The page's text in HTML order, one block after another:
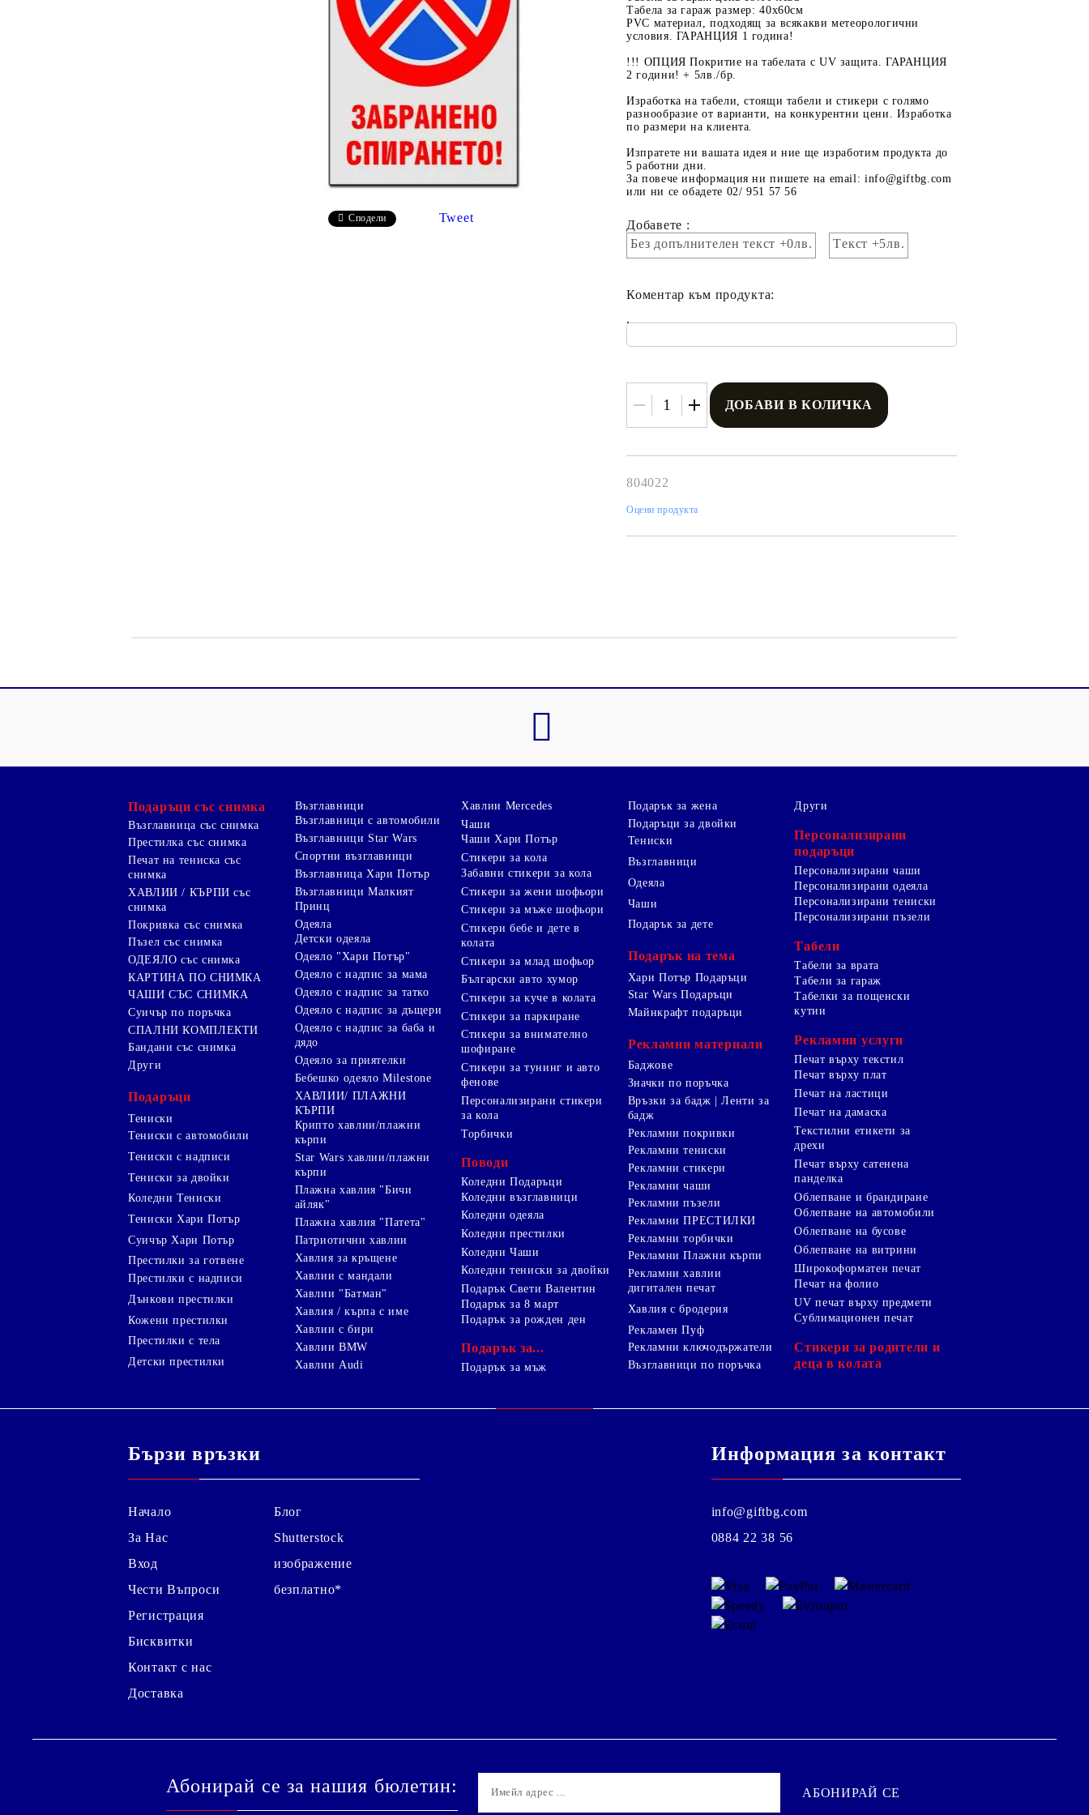
Сподели Tweet
Табела за гараж размер: 40х60см
PVC материал, подходящ за всякакви метеорологични
условия. ГАРАНЦИЯ 1 година!
!!! ОПЦИЯ Покритие на табелата с UV защита. ГАРАНЦИЯ
2 години! + 5лв./бр.
Изработка на табели, стоящи табели и стикери с голямо
разнообразие от варианти, на конкурентни цени. Изработка
по размери на клиента.
Изпратете ни вашата идея и ние ще изработим продукта до
5 работни дни.
За повече информация ни пишете на email: info@giftbg.com
или ни се обадете 02/ 951 57 56
Добавете :
Без допълнителен текст +0лв.
Tекст +5лв.
Коментар към продукта:
.
804022
Оцени продукта
Подаръци със снимка
Възглавница със снимка
Престилка със снимка
Печат на тениска със
снимка
ХАВЛИИ / КЪРПИ със
снимка
Покривка със снимка
Пъзел със снимка
ОДЕЯЛО със снимка
КАРТИНА ПО СНИМКА
ЧАШИ СЪС СНИМКА
Суичър по поръчка
СПАЛНИ КОМПЛЕКТИ
Бандани със снимка
Други
Подаръци
Тениски
Тениски с автомобили
Тениски с надписи
Тениски за двойки
Коледни Тениски
Тениски Хари Потър
Суичър Хари Потър
Престилки за готвене
Престилки с надписи
Дънкови престилки
Кожени престилки
Престилки с тела
Детски престилки
Възглавници
Възглавници с автомобили
Възглавници Star Wars
Спортни възглавници
Възглавница Хари Потър
Възглавници Малкият
Принц
Одеяла
Детски одеяла
Одеяло "Хари Потър"
Одеяло с надпис за мама
Одеяло с надпис за татко
Одеяло с надпис за дъщери
Одеяло с надпис за баба и
дядо
Одеяло за приятелки
Бебешко одеяло Milestone
ХАВЛИИ/ ПЛАЖНИ
КЪРПИ
Крипто хавлии/плажни
кърпи
Star Wars хавлии/плажни
кърпи
Плажна хавлия "Бичи
айляк"
Плажна хавлия "Патета"
Патриотични хавлии
Хавлия за кръщене
Хавлии с мандали
Хавлии "Батман"
Хавлия / кърпа с име
Хавлии с бири
Хавлии BMW
Хавлии Audi
Хавлии Mercedes
Чаши
Чаши Хари Потър
Стикери за кола
Забавни стикери за кола
Стикери за жени шофьори
Стикери за мъже шофьори
Стикери бебе и дете в
колата
Стикери за млад шофьор
Български авто хумор
Стикери за куче в колата
Стикери за паркиране
Стикери за внимателно
шофиране
Стикери за тунинг и авто
фенове
Персонализирани стикери
за кола
Торбички
Поводи
Коледни Подаръци
Коледни възглавници
Коледни одеяла
Коледни престилки
Коледни Чаши
Коледни тениски за двойки
Подарък Свети Валентин
Подарък за 8 март
Подарък за рожден ден
Подарък за...
Подарък за мъж
Подарък за жена
Подаръци за двойки
Тениски
Възглавници
Одеяла
Чаши
Подарък за дете
Подарък на тема
Хари Потър Подаръци
Star Wars Подаръци
Майнкрафт подаръци
Рекламни материали
Баджове
Значки по поръчка
Връзки за бадж | Ленти за
бадж
Рекламни покривки
Рекламни тениски
Рекламни стикери
Рекламни чаши
Рекламни пъзели
Рекламни ПРЕСТИЛКИ
Рекламни торбички
Рекламни Плажни кърпи
Рекламни хавлии
дигитален печат
Хавлия с бродерия
Рекламен Пуф
Рекламни ключодържатели
Възглавници по поръчка
Други
Персонализирани
подаръци
Персонализирани чаши
Персонализирани одеяла
Персонализирани тениски
Персонализирани пъзели
Табели
Табели за врата
Табели за гараж
Табелки за пощенски
кутии
Рекламни услуги
Печат върху текстил
Печат върху плат
Печат на ластици
Печат на дамаска
Текстилни етикети за
дрехи
Печат върху сатенена
панделка
Облепване и брандиране
Облепване на автомобили
Облепване на бусове
Облепване на витрини
Широкоформатен печат
Печат на фолио
UV печат върху предмети
Сублимационен печат
Стикери за родители и
деца в колата
Бързи връзки
Начало
За Нас
Вход
Чести Въпроси
Регистрация
Бисквитки
Контакт с нас
Доставка
Блог
Shutterstock
изображение
безплатно*
Информация за контакт
info@giftbg.com
0884 22 38 56
Абонирай се за нашия бюлетин: